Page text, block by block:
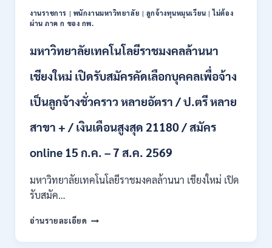
พนักงาน
ราชการ
ปวท.
ป.ตรี
สาขา
/
เงิน
เดือน
/
ต้อง
ก
กพ.
งานราชการ | พนักงานมหาวิทยาลัย | ลูกจ้างทุนหมุนเวียน |ไม่ต้อง
ผ่าน ภาค ก ของ กพ.
มหาวิทยาลัยเทคโนโลยีราชมงคลล้านนา
เชียงใหม่ เปิดรับสมัครคัดเลือกบุคคลเพื่อจ้าง
เป็นลูกจ้างชั่วคราว หลายอัตรา / ป.ตรี หลาย
สาขา + / เงินเดือนสูงสุด 21180 / สมัคร
online 15 ก.ค. – 7 ส.ค. 2569
มหาวิทยาลัยเทคโนโลยีราชมงคลล้านนา เชียงใหม่ เปิด
รับสมัค…
อ่านรายละเอียด มหาวิทยาลัย
ราช